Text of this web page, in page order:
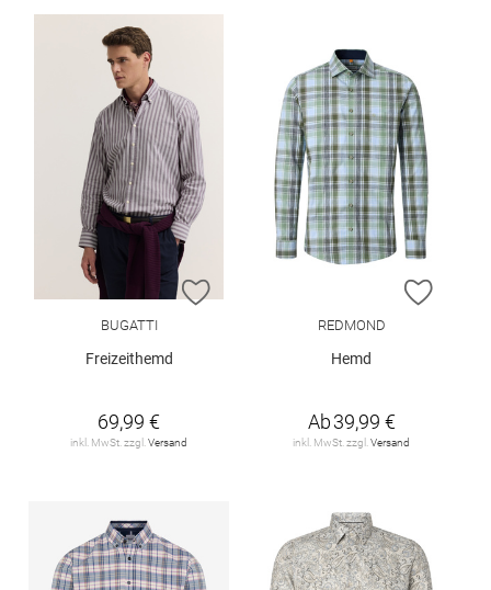
ZUR WUNSCHLISTE HINZUFÜGEN
BUGATTI
Freizeithemd
69,99 €
inkl. MwSt. zzgl. Versand
ZUR
REDMOND
Hemd
Ab39,99 €
inkl. MwSt. zzgl. Versand